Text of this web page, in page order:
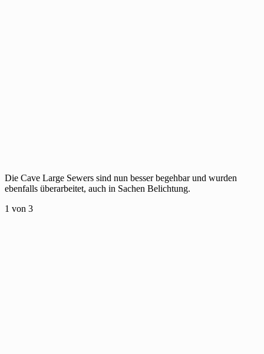
Die Cave Large Sewers sind nun besser begehbar und wurden
ebenfalls überarbeitet, auch in Sachen Belichtung.
1 von 3